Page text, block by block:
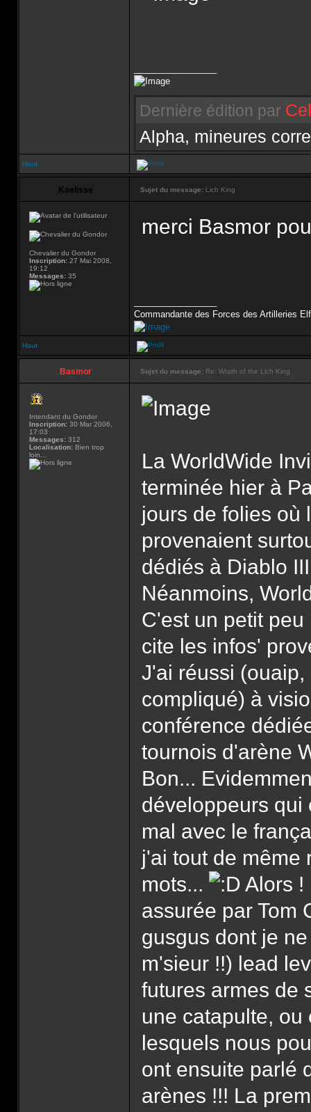
Dernière édition par
Alpha, mineures
Haut
Kaelisse Sujet du message: Lich King
Chevalier du Gondor
Inscription: 27 Mai 2008,
19:12
Messages: 35
merci Basmor
Commandante des Forces des Artilleries
Haut
Basmor Sujet du message: Re: Wrath of the Lich King
Intendant du Gondor
Inscription: 30 Mar 2006,
17:03
Messages: 312
Localisation: Bien trop
loin...
La WorldWide
terminée hier à
jours de folies où
provenaient
dédiés à Diablo
Néanmoins,
C'est un petit
cite les infos'
J'ai réussi
compliqué) à
conférence
tournois d'arène
Bon...
développeurs qui
mal avec le
j'ai tout de même
mots...
Alors !
assurée par Tom
gusgus dont je
m'sieur !!) lead
futures armes de
une catapulte,
lesquels nous
ont ensuite parlé
arènes !!! La